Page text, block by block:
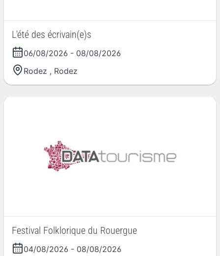
L'été des écrivain(e)s
06/08/2026 - 08/08/2026
Rodez , Rodez
Festival Folklorique du Rouergue
04/08/2026 - 08/08/2026